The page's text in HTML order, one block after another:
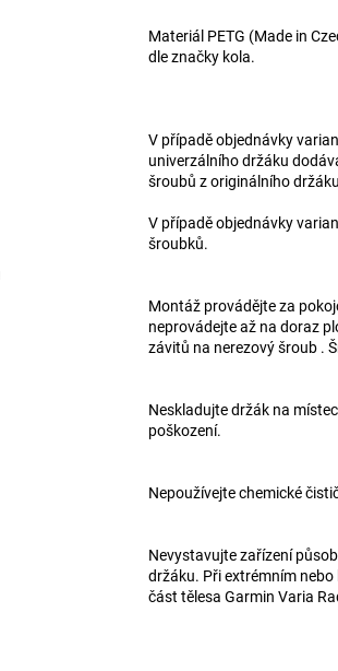
Materiál PETG (Made in
dle značky kola.
V případě objednávky
univerzálního držáku
šroubů z originálního
V případě objednávky
šroubků.
Montáž provádějte za
neprovádejte až na doraz
závitů na nerezový šroub .
Neskladujte držák na
poškození.
Nepoužívejte chemické
Nevystavujte zařízení
držáku. Při extrémním
část tělesa Garmin Varia